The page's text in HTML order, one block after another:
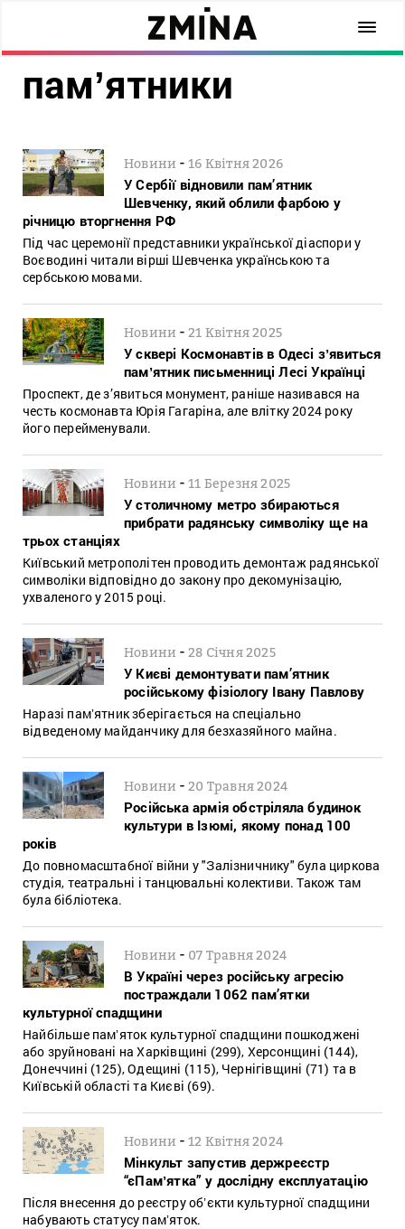
памʼятники
Новини -16 Квітня 2026
У Сербії відновили пам’ятник
Шевченку, який облили фарбою у
річницю вторгнення РФ
Під час церемонії представники української діаспори у
Воєводині читали вірші Шевченка українською та
сербською мовами.
Новини -21 Квітня 2025
У сквері Космонавтів в Одесі зʼявиться
памʼятник письменниці Лесі Українці
Проспект, де з’явиться монумент, раніше називався на
честь космонавта Юрія Гагаріна, але влітку 2024 року
його перейменували.
Новини -11 Березня 2025
У столичному метро збираються
прибрати радянську символіку ще на
трьох станціях
Київський метрополітен проводить демонтаж радянської
символіки відповідно до закону про декомунізацію,
ухваленого у 2015 році.
Новини -28 Січня 2025
У Києві демонтувати пам’ятник
російському фізіологу Івану Павлову
Наразі памʼятник зберігається на спеціально
відведеному майданчику для безхазяйного майна.
Новини -20 Травня 2024
Російська армія обстріляла будинок
культури в Ізюмі, якому понад 100
років
До повномасштабної війни у "Залізничнику" була циркова
студія, театральні і танцювальні колективи. Також там
була бібліотека.
Новини - 07 Травня 2024
В Україні через російську агресію
постраждали 1062 пам’ятки
культурної спадщини
Найбільше памʼяток культурної спадщини пошкоджені
або зруйновані на Харківщині (299), Херсонщині (144),
Донеччині (125), Одещині (115), Чернігівщині (71) та в
Київській області та Києві (69).
Новини -12 Квітня 2024
Мінкульт запустив держреєстр
“єПамʼятка” у дослідну експлуатацію
Після внесення до реєстру обʼєкти культурної спадщини
набувають статусу памʼяток.